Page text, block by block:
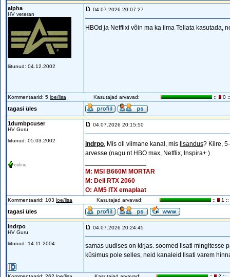
alpha
HV veteran
liitunud: 04.12.2002
04.07.2026 20:07:27
HBOd ja Netflixi võin ma ka ilma Teliata kasutada,
Kommentaarid: 5 loe/lisa Kasutajad arvavad: :: 0 ::
tagasi üles
1dumbpcuser
HV Guru
liitunud: 05.03.2002
04.07.2026 20:15:50
indrpo, Mis oli viimane kanal, mis lisandus? Kiire,
arvesse (nagu nt HBO max, Netflix, Inspira+ )
M: MSI B660M MORTAR
M: Dell RTX 2060
O: AM5 ITX emaplaat
Kommentaarid: 103 loe/lisa Kasutajad arvavad: :: 1 ::
tagasi üles
indrpo
HV Guru
liitunud: 14.11.2004
04.07.2026 20:24:45
samas uudises on kirjas. soomed lisati mingitesse
küsimus pole selles, neid kanaleid lisati varem